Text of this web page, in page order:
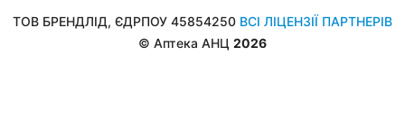
ТОВ БРЕНДЛІД, ЄДРПОУ 45854250 ВСІ ЛІЦЕНЗІЇ ПАРТНЕРІВ
© Аптека АНЦ 2026